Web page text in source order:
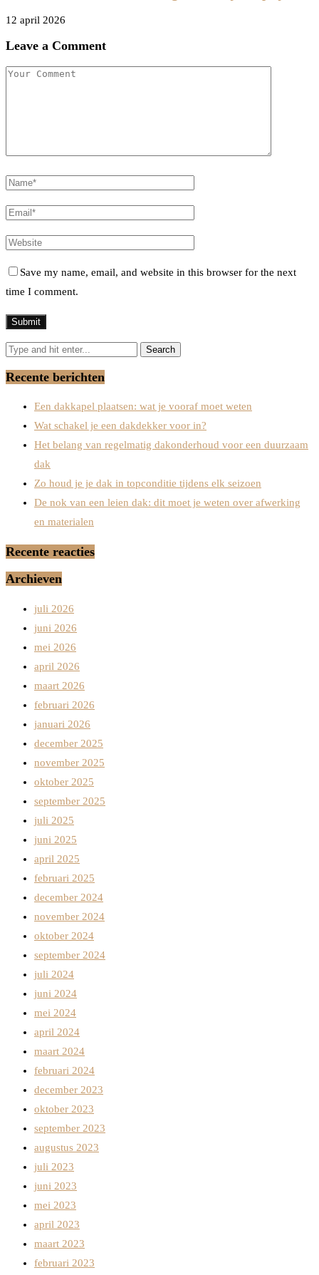
12 april 2026
Leave a Comment
Save my name, email, and website in this browser for the next
time I comment.
Recente berichten
Een dakkapel plaatsen: wat je vooraf moet weten
Wat schakel je een dakdekker voor in?
Het belang van regelmatig dakonderhoud voor een duurzaam
dak
Zo houd je je dak in topconditie tijdens elk seizoen
De nok van een leien dak: dit moet je weten over afwerking
en materialen
Recente reacties
Archieven
juli 2026
juni 2026
mei 2026
april 2026
maart 2026
februari 2026
januari 2026
december 2025
november 2025
oktober 2025
september 2025
juli 2025
juni 2025
april 2025
februari 2025
december 2024
november 2024
oktober 2024
september 2024
juli 2024
juni 2024
mei 2024
april 2024
maart 2024
februari 2024
december 2023
oktober 2023
september 2023
augustus 2023
juli 2023
juni 2023
mei 2023
april 2023
maart 2023
februari 2023